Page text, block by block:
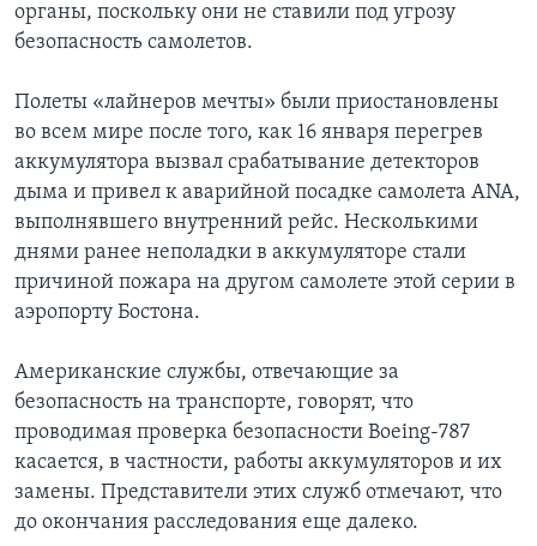
органы, поскольку они не ставили под угрозу
безопасность самолетов.
Полеты «лайнеров мечты» были приостановлены
во всем мире после того, как 16 января перегрев
аккумулятора вызвал срабатывание детекторов
дыма и привел к аварийной посадке самолета ANA,
выполнявшего внутренний рейс. Несколькими
днями ранее неполадки в аккумуляторе стали
причиной пожара на другом самолете этой серии в
аэропорту Бостона.
Американские службы, отвечающие за
безопасность на транспорте, говорят, что
проводимая проверка безопасности Boeing-787
касается, в частности, работы аккумуляторов и их
замены. Представители этих служб отмечают, что
до окончания расследования еще далеко.